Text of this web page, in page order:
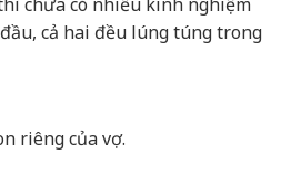
cả hai đều lúng túng trong
riêng của vợ.